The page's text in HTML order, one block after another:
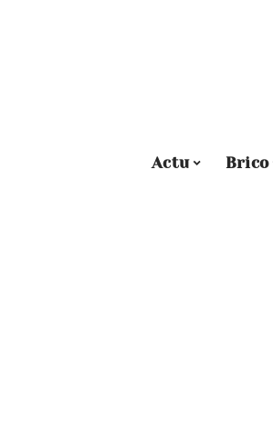
Actu Brico